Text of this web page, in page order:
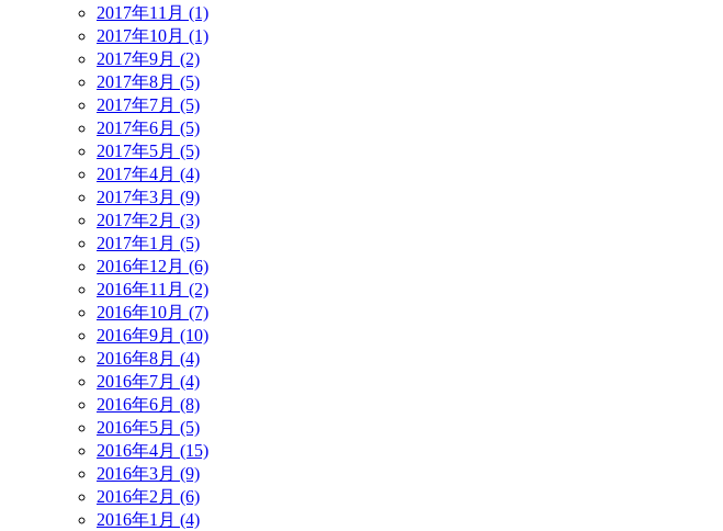
2017年11月 (1)
2017年10月 (1)
2017年9月 (2)
2017年8月 (5)
2017年7月 (5)
2017年6月 (5)
2017年5月 (5)
2017年4月 (4)
2017年3月 (9)
2017年2月 (3)
2017年1月 (5)
2016年12月 (6)
2016年11月 (2)
2016年10月 (7)
2016年9月 (10)
2016年8月 (4)
2016年7月 (4)
2016年6月 (8)
2016年5月 (5)
2016年4月 (15)
2016年3月 (9)
2016年2月 (6)
2016年1月 (4)